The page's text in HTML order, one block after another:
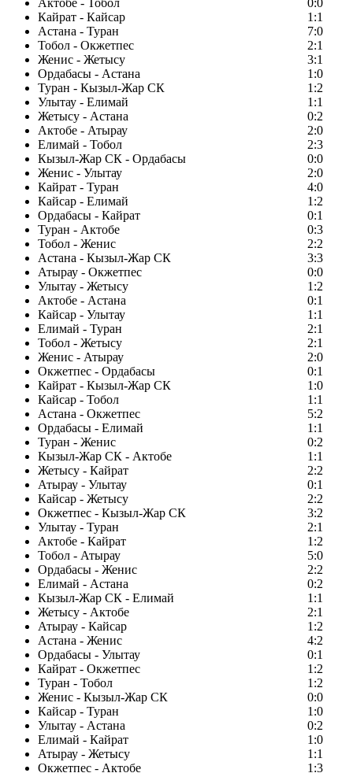
Актобе - Тобол
0:0
Кайрат - Кайсар
1:1
Астана - Туран
7:0
Тобол - Окжетпес
2:1
Женис - Жетысу
3:1
Ордабасы - Астана
1:0
Туран - Кызыл-Жар СК
1:2
Улытау - Елимай
1:1
Жетысу - Астана
0:2
Актобе - Атырау
2:0
Елимай - Тобол
2:3
Кызыл-Жар СК - Ордабасы
0:0
Женис - Улытау
2:0
Кайрат - Туран
4:0
Кайсар - Елимай
1:2
Ордабасы - Кайрат
0:1
Туран - Актобе
0:3
Тобол - Женис
2:2
Астана - Кызыл-Жар СК
3:3
Атырау - Окжетпес
0:0
Улытау - Жетысу
1:2
Актобе - Астана
0:1
Кайсар - Улытау
1:1
Елимай - Туран
2:1
Тобол - Жетысу
2:1
Женис - Атырау
2:0
Окжетпес - Ордабасы
0:1
Кайрат - Кызыл-Жар СК
1:0
Кайсар - Тобол
1:1
Астана - Окжетпес
5:2
Ордабасы - Елимай
1:1
Туран - Женис
0:2
Кызыл-Жар СК - Актобе
1:1
Жетысу - Кайрат
2:2
Атырау - Улытау
0:1
Кайсар - Жетысу
2:2
Окжетпес - Кызыл-Жар СК
3:2
Улытау - Туран
2:1
Актобе - Кайрат
1:2
Тобол - Атырау
5:0
Ордабасы - Женис
2:2
Елимай - Астана
0:2
Кызыл-Жар СК - Елимай
1:1
Жетысу - Актобе
2:1
Атырау - Кайсар
1:2
Астана - Женис
4:2
Ордабасы - Улытау
0:1
Кайрат - Окжетпес
1:2
Туран - Тобол
1:2
Женис - Кызыл-Жар СК
0:0
Кайсар - Туран
1:0
Улытау - Астана
0:2
Елимай - Кайрат
1:0
Атырау - Жетысу
1:1
Окжетпес - Актобе
1:3